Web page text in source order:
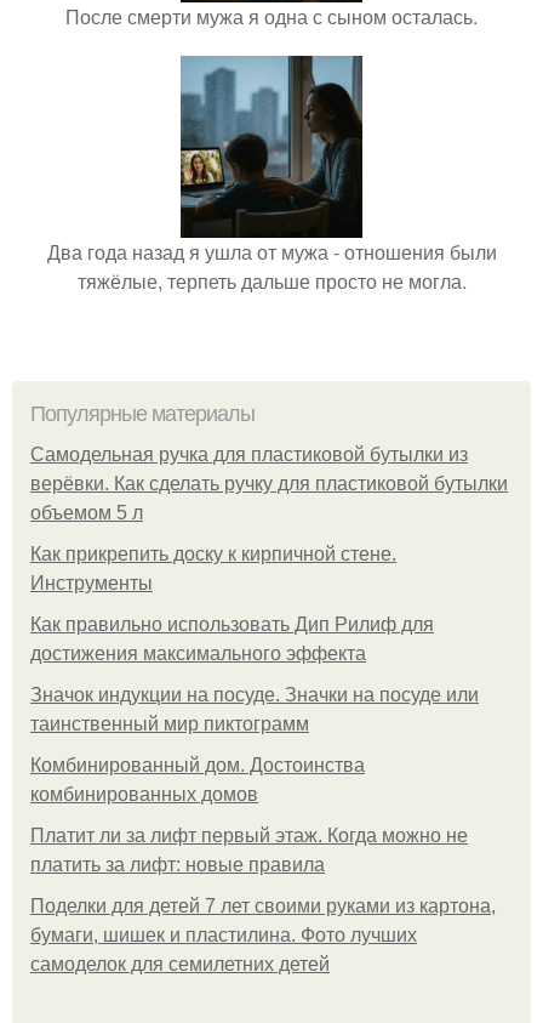
После смерти мужа я одна с сыном осталась.
Два года назад я ушла от мужа - отношения были
тяжёлые, терпеть дальше просто не могла.
Популярные материалы
Самодельная ручка для пластиковой бутылки из
верёвки. Как сделать ручку для пластиковой бутылки
объемом 5 л
Как прикрепить доску к кирпичной стене.
Инструменты
Как правильно использовать Дип Рилиф для
достижения максимального эффекта
Значок индукции на посуде. Значки на посуде или
таинственный мир пиктограмм
Комбинированный дом. Достоинства
комбинированных домов
Платит ли за лифт первый этаж. Когда можно не
платить за лифт: новые правила
Поделки для детей 7 лет своими руками из картона,
бумаги, шишек и пластилина. Фото лучших
самоделок для семилетних детей